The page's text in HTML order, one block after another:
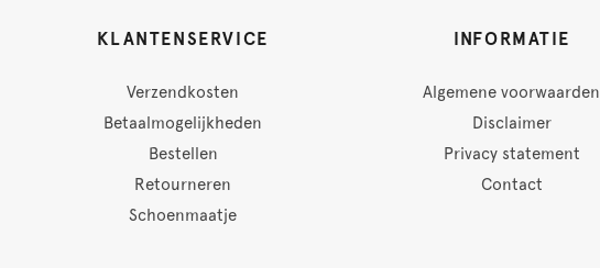
KLANTENSERVICE
Verzendkosten
Betaalmogelijkheden
Bestellen
Retourneren
Schoenmaatje
INFORMATIE
Algemene voorwaarden
Disclaimer
Privacy statement
Contact